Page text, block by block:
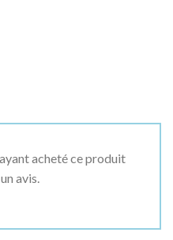
acheté ce produit
avis.